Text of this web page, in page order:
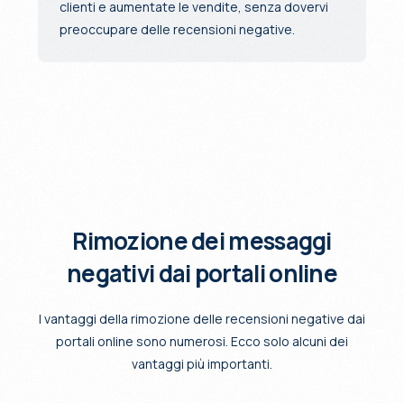
clienti e aumentate le vendite, senza dovervi
preoccupare delle recensioni negative.
Rimozione dei messaggi
negativi dai portali online
I vantaggi della rimozione delle recensioni negative dai
portali online sono numerosi. Ecco solo alcuni dei
vantaggi più importanti.